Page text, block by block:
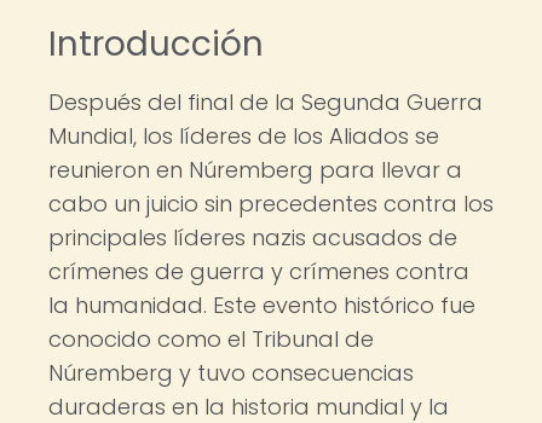
Introducción
Después del final de la Segunda Guerra
Mundial, los líderes de los Aliados se
reunieron en Núremberg para llevar a
cabo un juicio sin precedentes contra los
principales líderes nazis acusados de
crímenes de guerra y crímenes contra
la humanidad. Este evento histórico fue
conocido como el Tribunal de
Núremberg y tuvo consecuencias
duraderas en la historia mundial y la